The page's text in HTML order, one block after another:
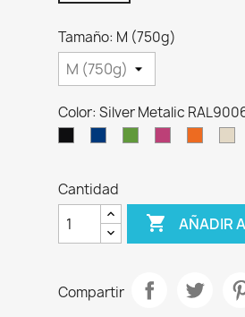
Tamaño: M (750g)
Color: Silver Metalic
Cantidad
 AÑADIR
Compartir